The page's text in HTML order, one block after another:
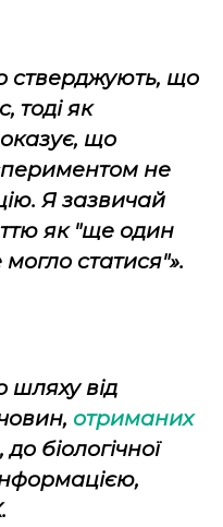
стверджують, що
тоді як
що
не
Я зазвичай
як "ще один
статися"».
шляху від
отриманих
, до біологічної